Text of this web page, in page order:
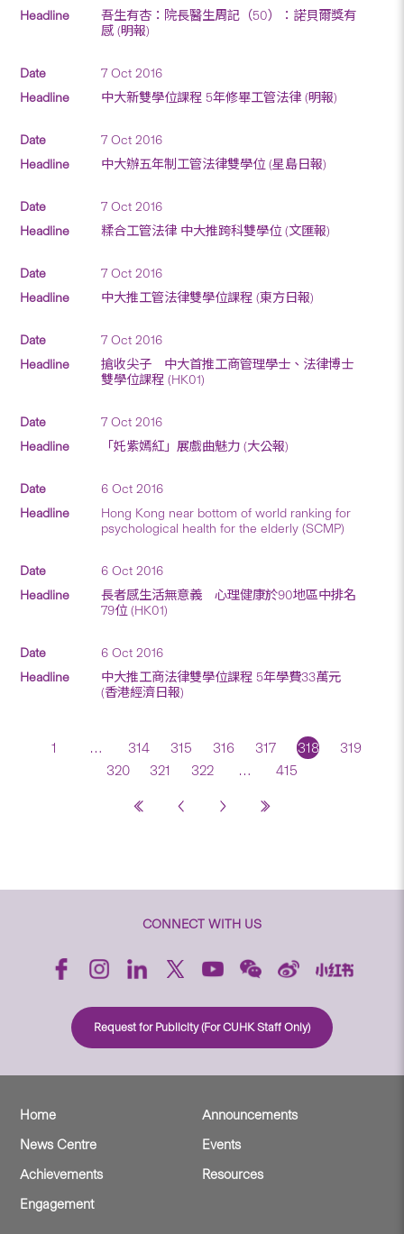
吾生有杏：院長醫生周記（50）：諾貝爾獎有
感 (明報)
7 Oct 2016
中大新雙學位課程 5年修畢工管法律 (明報)
7 Oct 2016
中大辦五年制工管法律雙學位 (星島日報)
7 Oct 2016
糅合工管法律 中大推跨科雙學位 (文匯報)
7 Oct 2016
中大推工管法律雙學位課程 (東方日報)
7 Oct 2016
搶收尖子 中大首推工商管理學士、法律博士
雙學位課程 (HK01)
7 Oct 2016
「奼紫嫣紅」展戲曲魅力 (大公報)
6 Oct 2016
Hong Kong near bottom of world ranking for
psychological health for the elderly (SCMP)
6 Oct 2016
長者感生活無意義 心理健康於90地區中排名
79位 (HK01)
6 Oct 2016
中大推工商法律雙學位課程 5年學費33萬元
(香港經濟日報)
1 … 314 315 316 317 318
319
320
321 322 … 415
CONNECT WITH US
Request for Publicity (For CUHK Staff Only)
Home
Announcements
News Centre
Events
Achievements
Resources
Engagement